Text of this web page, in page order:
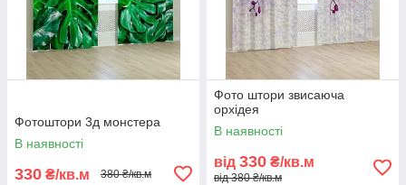
Фотоштори 3д монстера
В наявності
330 ₴/кв.м 380 ₴/кв.м
Фото штори звисаюча
орхідея
В наявності
від 330 ₴/кв.м
від 380 ₴/кв.м